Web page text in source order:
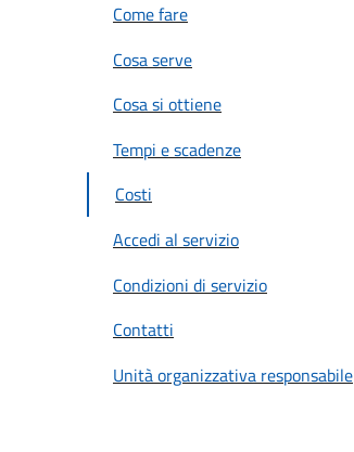
Come fare
Cosa serve
Cosa si ottiene
Tempi e scadenze
Costi
Accedi al servizio
Condizioni di servizio
Contatti
Unità organizzativa responsabile